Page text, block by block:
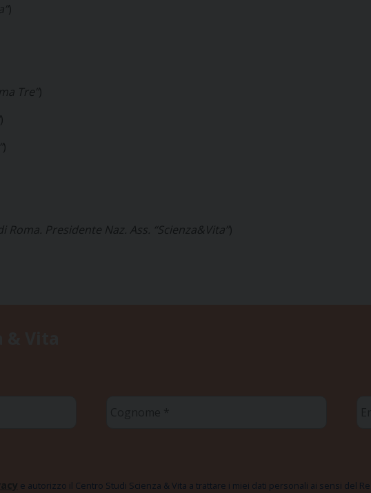
)
Tre”)
)
)
Roma. Presidente Naz. Ass. “Scienza&Vita”)
e autorizzo il Centro Studi Scienza & Vita a trattare i miei dati personali ai sensi del